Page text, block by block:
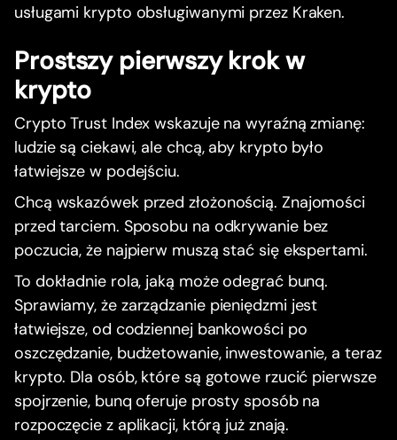
usługami krypto obsługiwanymi przez Kraken.
Prostszy pierwszy krok w
krypto
Crypto Trust Index wskazuje na wyraźną zmianę:
ludzie są ciekawi, ale chcą, aby krypto było
łatwiejsze w podejściu.
Chcą wskazówek przed złożonością. Znajomości
przed tarciem. Sposobu na odkrywanie bez
poczucia, że najpierw muszą stać się ekspertami.
To dokładnie rola, jaką może odegrać bunq.
Sprawiamy, że zarządzanie pieniędzmi jest
łatwiejsze, od codziennej bankowości po
oszczędzanie, budżetowanie, inwestowanie, a teraz
krypto. Dla osób, które są gotowe rzucić pierwsze
spojrzenie, bunq oferuje prosty sposób na
rozpoczęcie z aplikacji, którą już znają.